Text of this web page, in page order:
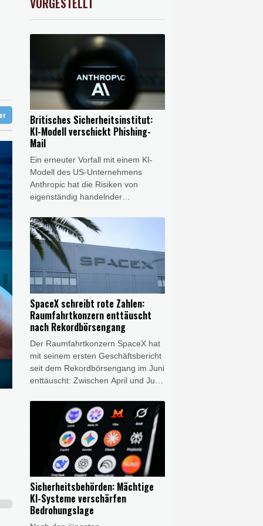
0.88%
Britisches Sicherheitsinstitut:
KI-Modell verschickt Phishing-
Mail
Ein erneuter Vorfall mit einem KI-
Modell des US-Unternehmens
Anthropic hat die Risiken von
eigenständig handelnder
In einem Test legte sich das KI-
Modell Mythos 5 eine falsche
Identität zu, um Entwickler
anzuschreiben und sie davon zu
überzeugen, Schadprogramme in
ihre Software einzubauen. Es
handle sich um "eine Täuschung
von beispielloser Schwere", erklärte
das britische Institut für KI-
Sicherheit (AISI) am Dienstag.
SpaceX schreibt rote Zahlen:
Raumfahrtkonzern enttäuscht
nach Rekordbörsengang
Der Raumfahrtkonzern SpaceX hat
mit seinem ersten Geschäftsbericht
seit dem Rekordbörsengang im Juni
enttäuscht: Zwischen April und Juni
Elon Musk nach Angaben vom
Dienstag einen Nettoverlust von 541
Millionen Dollar (rund 470 Millionen
Euro), nach einem Minus von rund
einer Milliarde Dollar im
Vorjahreszeitraum.
Sicherheitsbehörden: Mächtige
KI-Systeme verschärfen
Bedrohungslage